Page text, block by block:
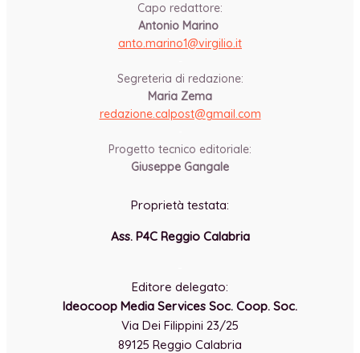
Capo redattore:
Antonio Marino
anto.marino1@virgilio.it
Segreteria di redazione:
Maria Zema
redazione.calpost@gmail.com
Progetto tecnico editoriale:
Giuseppe Gangale
Proprietà testata:
Ass. P4C Reggio Calabria
Editore delegato:
Ideocoop Media Services Soc. Coop. Soc.
Via Dei Filippini 23/25
89125 Reggio Calabria